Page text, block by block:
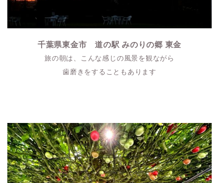
千葉県東金市 道の駅 みのりの郷 東金
旅の朝は、こんな感じの風景を観ながら
歯磨きをすることもあります